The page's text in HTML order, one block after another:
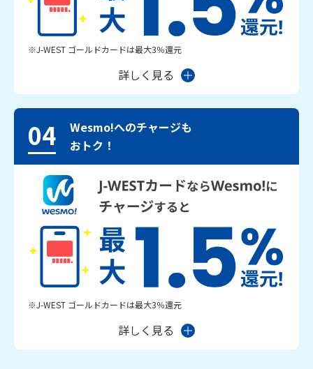
※J-WEST ゴールドカードは最大3％還元
詳しく見る
04
Wesmo!へのチャージも
おトク！
※J-WEST ゴールドカードは最大3％還元
詳しく見る